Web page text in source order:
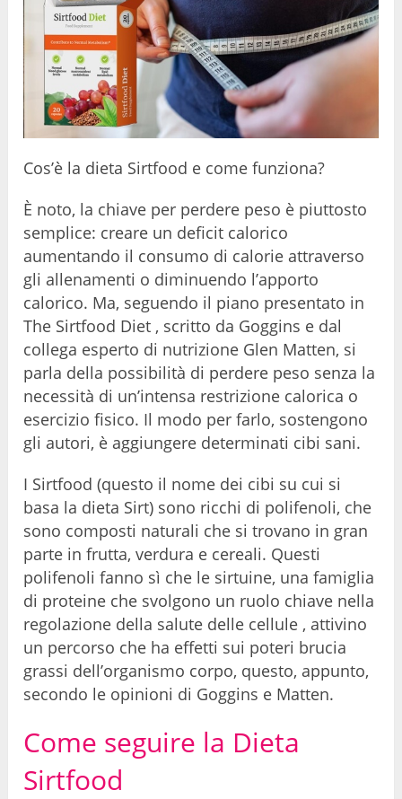
Cos’è la dieta Sirtfood e come funziona?
È noto, la chiave per perdere peso è piuttosto
semplice: creare un deficit calorico
aumentando il consumo di calorie attraverso
gli allenamenti o diminuendo l’apporto
calorico. Ma, seguendo il piano presentato in
The Sirtfood Diet , scritto da Goggins e dal
collega esperto di nutrizione Glen Matten, si
parla della possibilità di perdere peso senza la
necessità di un’intensa restrizione calorica o
esercizio fisico. Il modo per farlo, sostengono
gli autori, è aggiungere determinati cibi sani.
I Sirtfood (questo il nome dei cibi su cui si
basa la dieta Sirt) sono ricchi di polifenoli, che
sono composti naturali che si trovano in gran
parte in frutta, verdura e cereali. Questi
polifenoli fanno sì che le sirtuine, una famiglia
di proteine ​​che svolgono un ruolo chiave nella
regolazione della salute delle cellule , attivino
un percorso che ha effetti sui poteri brucia
grassi dell’organismo corpo, questo, appunto,
secondo le opinioni di Goggins e Matten.
Come seguire la Dieta
Sirtfood